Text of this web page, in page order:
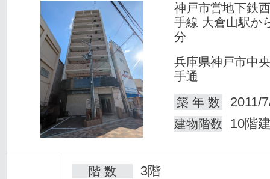
神戸市営地下鉄
手線 大倉山駅か
分
兵庫県神戸市中
手通
築 年 数
2011/
建物階数 10階
階 数 3階